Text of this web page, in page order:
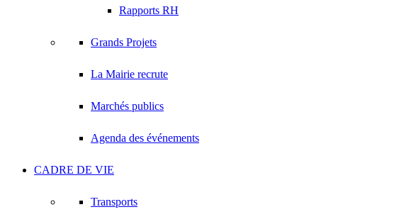
Rapports RH
Grands Projets
La Mairie recrute
Marchés publics
Agenda des événements
CADRE DE VIE
Transports